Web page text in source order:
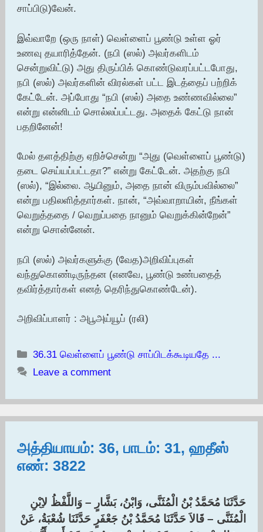
சாப்பிடு)வேன்.
இவ்வாறே (ஒரு நாள்) வெள்ளைப் பூண்டு உள்ள ஓர்
உணவு தயாரித்தேன். (நபி (ஸல்) அவர்களிடம்
சென்றுவிட்டு) அது திருப்பிக் கொண்டுவரப்பட்டபோது,
நபி (ஸல்) அவர்களின் விரல்கள் பட்ட இடத்தைப் பற்றிக்
கேட்டேன். அப்போது “நபி (ஸல்) அதை உண்ணவில்லை”
என்று என்னிடம் சொல்லப்பட்டது. அதைக் கேட்டு நான்
பதறினேன்!
மேல் தளத்திற்கு ஏறிச்சென்று “அது (வெள்ளைப் பூண்டு)
தடை செய்யப்பட்டதா?” என்று கேட்டேன். அதற்கு நபி
(ஸல்), “இல்லை. ஆயினும், அதை நான் விரும்பவில்லை”
என்று பதிலளித்தார்கள். நான், “அவ்வாறாயின், நீங்கள்
வெறுத்ததை / வெறுப்பதை நானும் வெறுக்கின்றேன்”
என்று சொன்னேன்.
நபி (ஸல்) அவர்களுக்கு (வேத)அறிவிப்புகள்
வந்துகொண்டிருந்தன (எனவே, பூண்டு உண்பதைத்
தவிர்த்தார்கள் எனத் தெரிந்துகொண்டேன்).
அறிவிப்பாளர் : அபூஅய்யூப் (ரலி)
Categories
36.31 வெள்ளைப் பூண்டு சாப்பிடக்கூடியதே ...
Leave a comment
அத்தியாயம்: 36, பாடம்: 31, ஹதீஸ்
எண்: 3822
حَدَّثَنَا مُحَمَّدُ بْنُ الْمُثَنَّى، وَابْنُ، بَشَّارٍ – وَاللَّفْظُ لاِبْنِ
الْمُثَنَّى – قَالاَ حَدَّثَنَا مُحَمَّدُ بْنُ جَعْفَرٍ حَدَّثَنَا شُعْبَةُ، عَنْ